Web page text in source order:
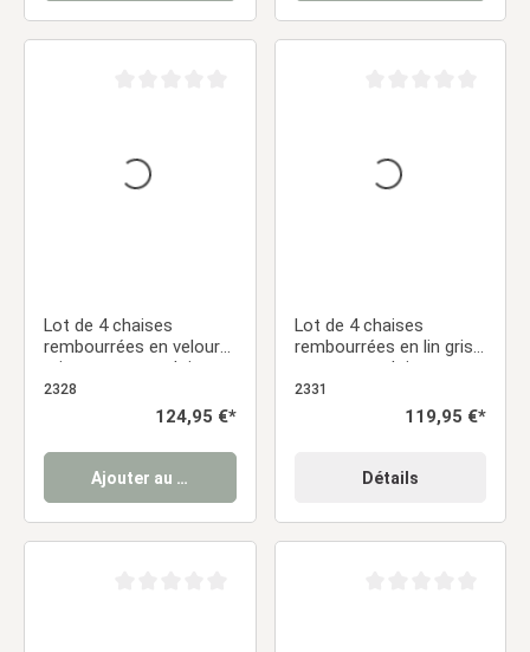
Lot de 4 chaises
rembourrées en velours
gris sans accoudoirs –
Chaises de salle à
manger modernes
2328
Prix régulier :
124,95 €*
Ajouter au panier
Lot de 4 chaises
rembourrées en lin gris
sans accoudoirs –
Chaises de salle à
manger modernes
2331
Prix régulier :
119,95 €*
Détails